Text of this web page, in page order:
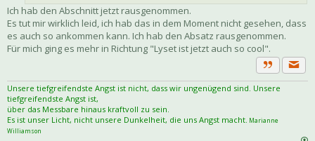
Ich hab den Abschnitt jetzt rausgenommen.
Es tut mir wirklich leid, ich hab das in dem Moment nicht gesehen, dass
es auch so ankommen kann. Ich hab den Absatz rausgenommen.
Für mich ging es mehr in Richtung "Lyset ist jetzt auch so cool".
Zitat
Unsere tiefgreifendste Angst ist nicht, dass wir ungenügend sind. Unsere
tiefgreifendste Angst ist,
über das Messbare hinaus kraftvoll zu sein.
Es ist unser Licht, nicht unsere Dunkelheit, die uns Angst macht. Marianne
Williamson